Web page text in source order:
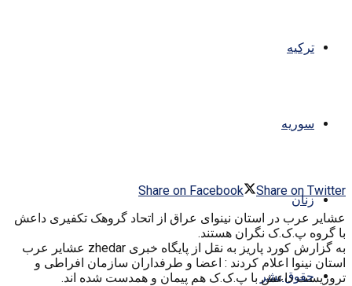
ترکیه
سوریه
زنان
حقوق بشر
Share on Facebook
Share on Twitter
عشایر عرب در استان نینوای عراق از اتحاد گروهک تکفیری داعش
با گروه پ.ک.ک نگران هستند.
به گزارش کورد پاریز به نقل از پایگاه خبری zhedar عشایر عرب
استان نینوا اعلام کردند : اعضا و طرفداران سازمان افراطی و
تروریست داعش با پ.ک.ک هم پیمان و همدست شده اند.